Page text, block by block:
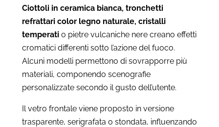
Ciottoli in ceramica bianca, tronchetti
refrattari color legno naturale, cristalli
temperatio pietre vulcaniche nere creano effetti
cromatici differenti sotto l’azione del fuoco.
Alcuni modelli permettono di sovrapporre più
materiali, componendo scenografie
personalizzate secondo il gusto dell’utente.
Il vetro frontale viene proposto in versione
trasparente, serigrafata o stondata, influenzando